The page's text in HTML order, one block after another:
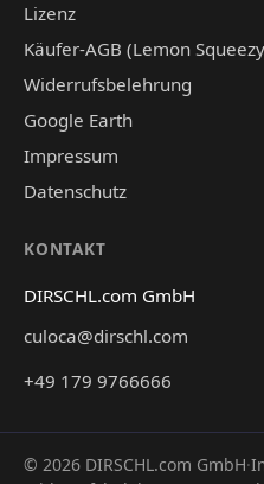
Lizenz
Käufer-AGB (Lemon
Widerrufsbelehrung
Google Earth
Impressum
Datenschutz
KONTAKT
DIRSCHL.com GmbH
culoca@dirschl.com
+49 179 9766666
© 2026 DIRSCHL.com GmbH·